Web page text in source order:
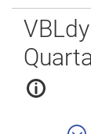
Zurück